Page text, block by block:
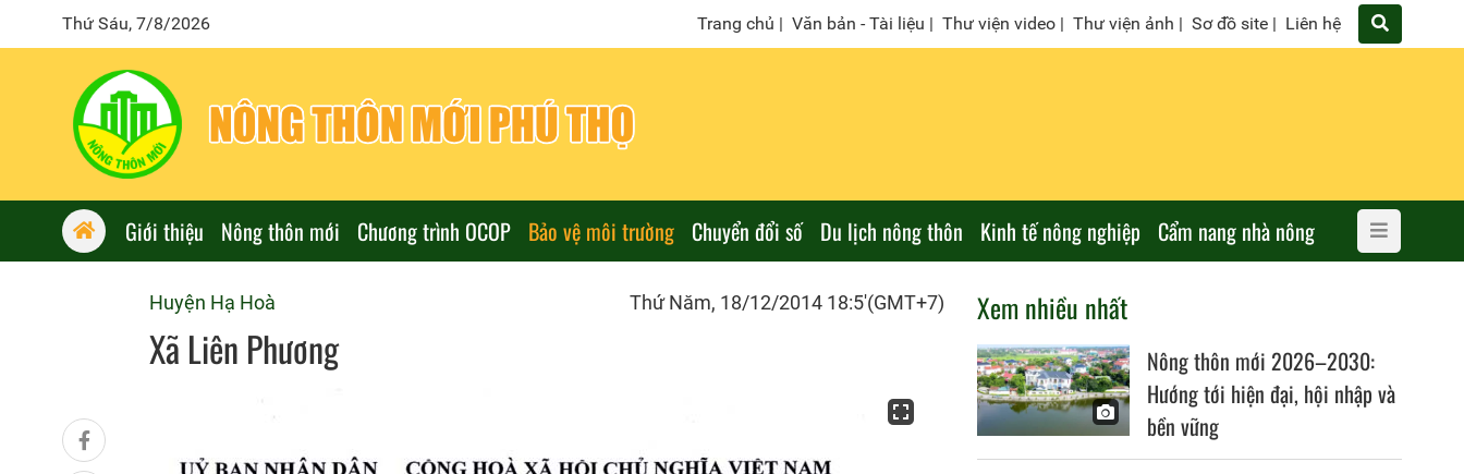
Thứ Sáu, 7/8/2026 Trang chủ | Văn bản - Tài liệu | Thư viện video | Thư viện ảnh | Sơ đồ site | Liên hệ
Giới thiệu Nông thôn mới Chương trình OCOP Bảo vệ môi trường Chuyển đổi số Du lịch nông thôn Kinh tế nông nghiệp Cẩm nang nhà nông
Huyện Hạ Hoà Thứ Năm, 18/12/2014 18:5'(GMT+7)
Xã Liên Phương
Xem nhiều nhất
Nông thôn mới 2026–2030:
Hướng tới hiện đại, hội nhập và
bền vững